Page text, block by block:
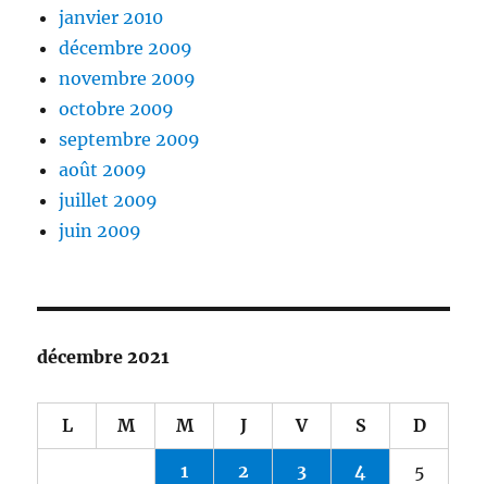
janvier 2010
décembre 2009
novembre 2009
octobre 2009
septembre 2009
août 2009
juillet 2009
juin 2009
décembre 2021
L M M J V S D
1 2 3 4 5